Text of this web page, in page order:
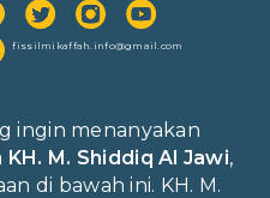
fissilmikaffah.info@gmail.com
ingin menanyakan
KH. M. Shiddiq Al Jawi,
di bawah ini. KH. M.